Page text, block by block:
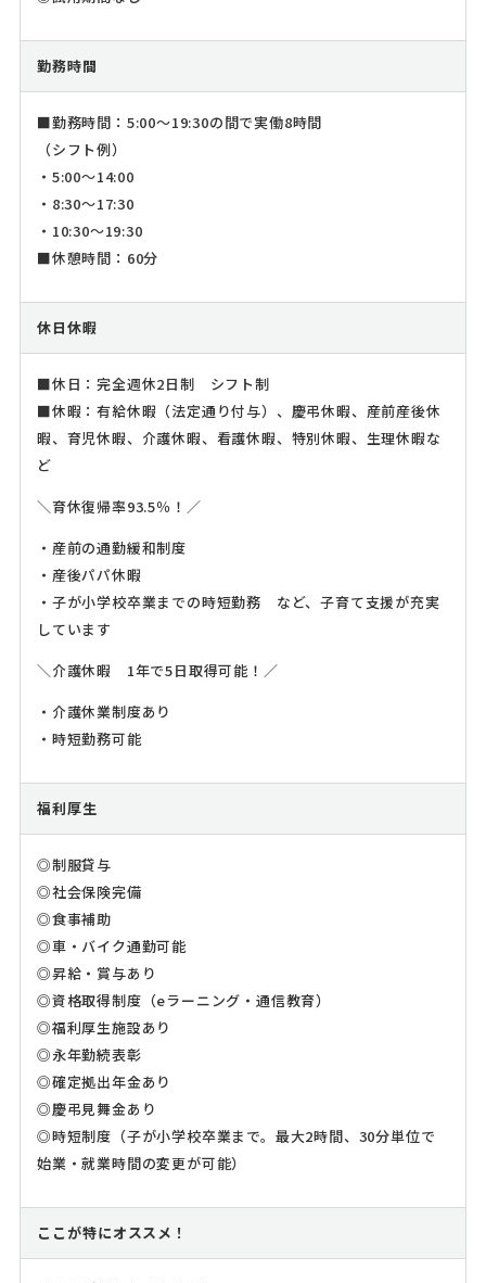
勤務時間
■勤務時間：5:00～19:30の間で実働8時間
（シフト例）
・5:00～14:00
・8:30～17:30
・10:30～19:30
■休憩時間：60分
休日休暇
■休日：完全週休2日制 シフト制
■休暇：有給休暇（法定通り付与）、慶弔休暇、産前産後休
暇、育児休暇、介護休暇、看護休暇、特別休暇、生理休暇な
ど
＼育休復帰率93.5％！／
・産前の通勤緩和制度
・産後パパ休暇
・子が小学校卒業までの時短勤務 など、子育て支援が充実
しています
＼介護休暇 1年で5日取得可能！／
・介護休業制度あり
・時短勤務可能
福利厚生
◎制服貸与
◎社会保険完備
◎食事補助
◎車・バイク通勤可能
◎昇給・賞与あり
◎資格取得制度（eラーニング・通信教育）
◎福利厚生施設あり
◎永年勤続表彰
◎確定拠出年金あり
◎慶弔見舞金あり
◎時短制度（子が小学校卒業まで。最大2時間、30分単位で
始業・就業時間の変更が可能）
ここが特にオススメ！